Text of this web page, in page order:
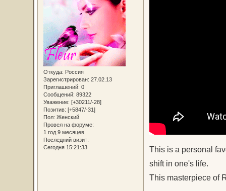
Откуда: Россия
Зарегистрирован: 27.02.13
Приглашений: 0
Сообщений: 89322
Уважение: [+30211/-28]
Позитив: [+5847/-31]
Пол: Женский
Провел на форуме:
1 год 9 месяцев
Последний визит:
Сегодня 15:21:33
This is a personal
shift in one's life.
This masterpiece of